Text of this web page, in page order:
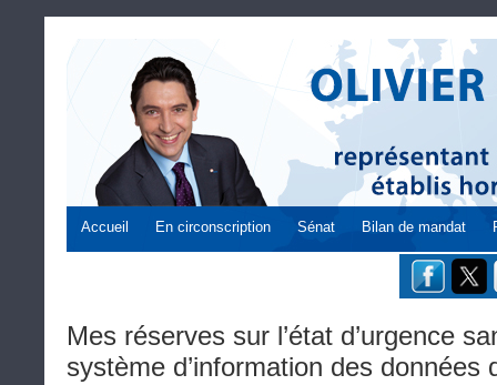
Accueil En circonscription Sénat Bilan de mandat
Mes réserves sur l’état d’urgence
système d’information des données